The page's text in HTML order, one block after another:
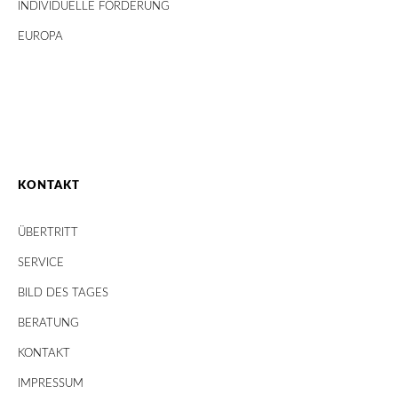
INDIVIDUELLE FÖRDERUNG
EUROPA
KONTAKT
ÜBERTRITT
SERVICE
BILD DES TAGES
BERATUNG
KONTAKT
IMPRESSUM